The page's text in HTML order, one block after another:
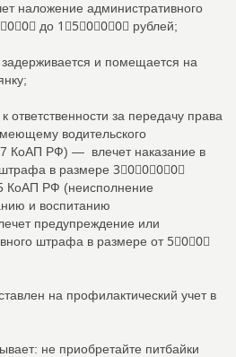
наложение административного
до 1⃣5⃣0⃣0⃣0⃣ рублей;
задерживается и помещается на
ответственности за передачу права
водительского
КоАП РФ) — влечет наказание в
в размере 3⃣0⃣0⃣0⃣0⃣
КоАП РФ (неисполнение
и воспитанию
предупреждение или
штрафа в размере от 5⃣0⃣0⃣
на профилактический учет в
не приобретайте питбайки